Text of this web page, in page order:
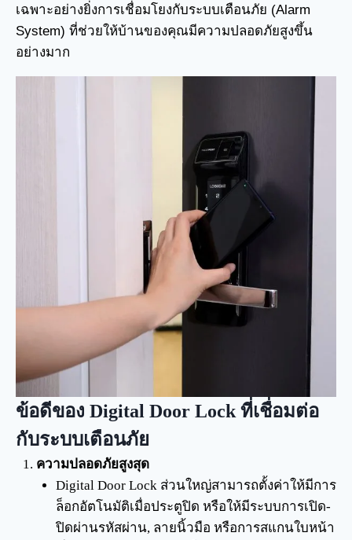
เฉพาะอย่างยิ่งการเชื่อมโยงกับระบบเตือนภัย (Alarm
System) ที่ช่วยให้บ้านของคุณมีความปลอดภัยสูงขึ้น
อย่างมาก
ข้อดีของ Digital Door Lock ที่เชื่อมต่อ
กับระบบเตือนภัย
ความปลอดภัยสูงสุด
Digital Door Lock ส่วนใหญ่สามารถตั้งค่าให้มีการ
ล็อกอัตโนมัติเมื่อประตูปิด หรือให้มีระบบการเปิด-
ปิดผ่านรหัสผ่าน, ลายนิ้วมือ หรือการสแกนใบหน้า